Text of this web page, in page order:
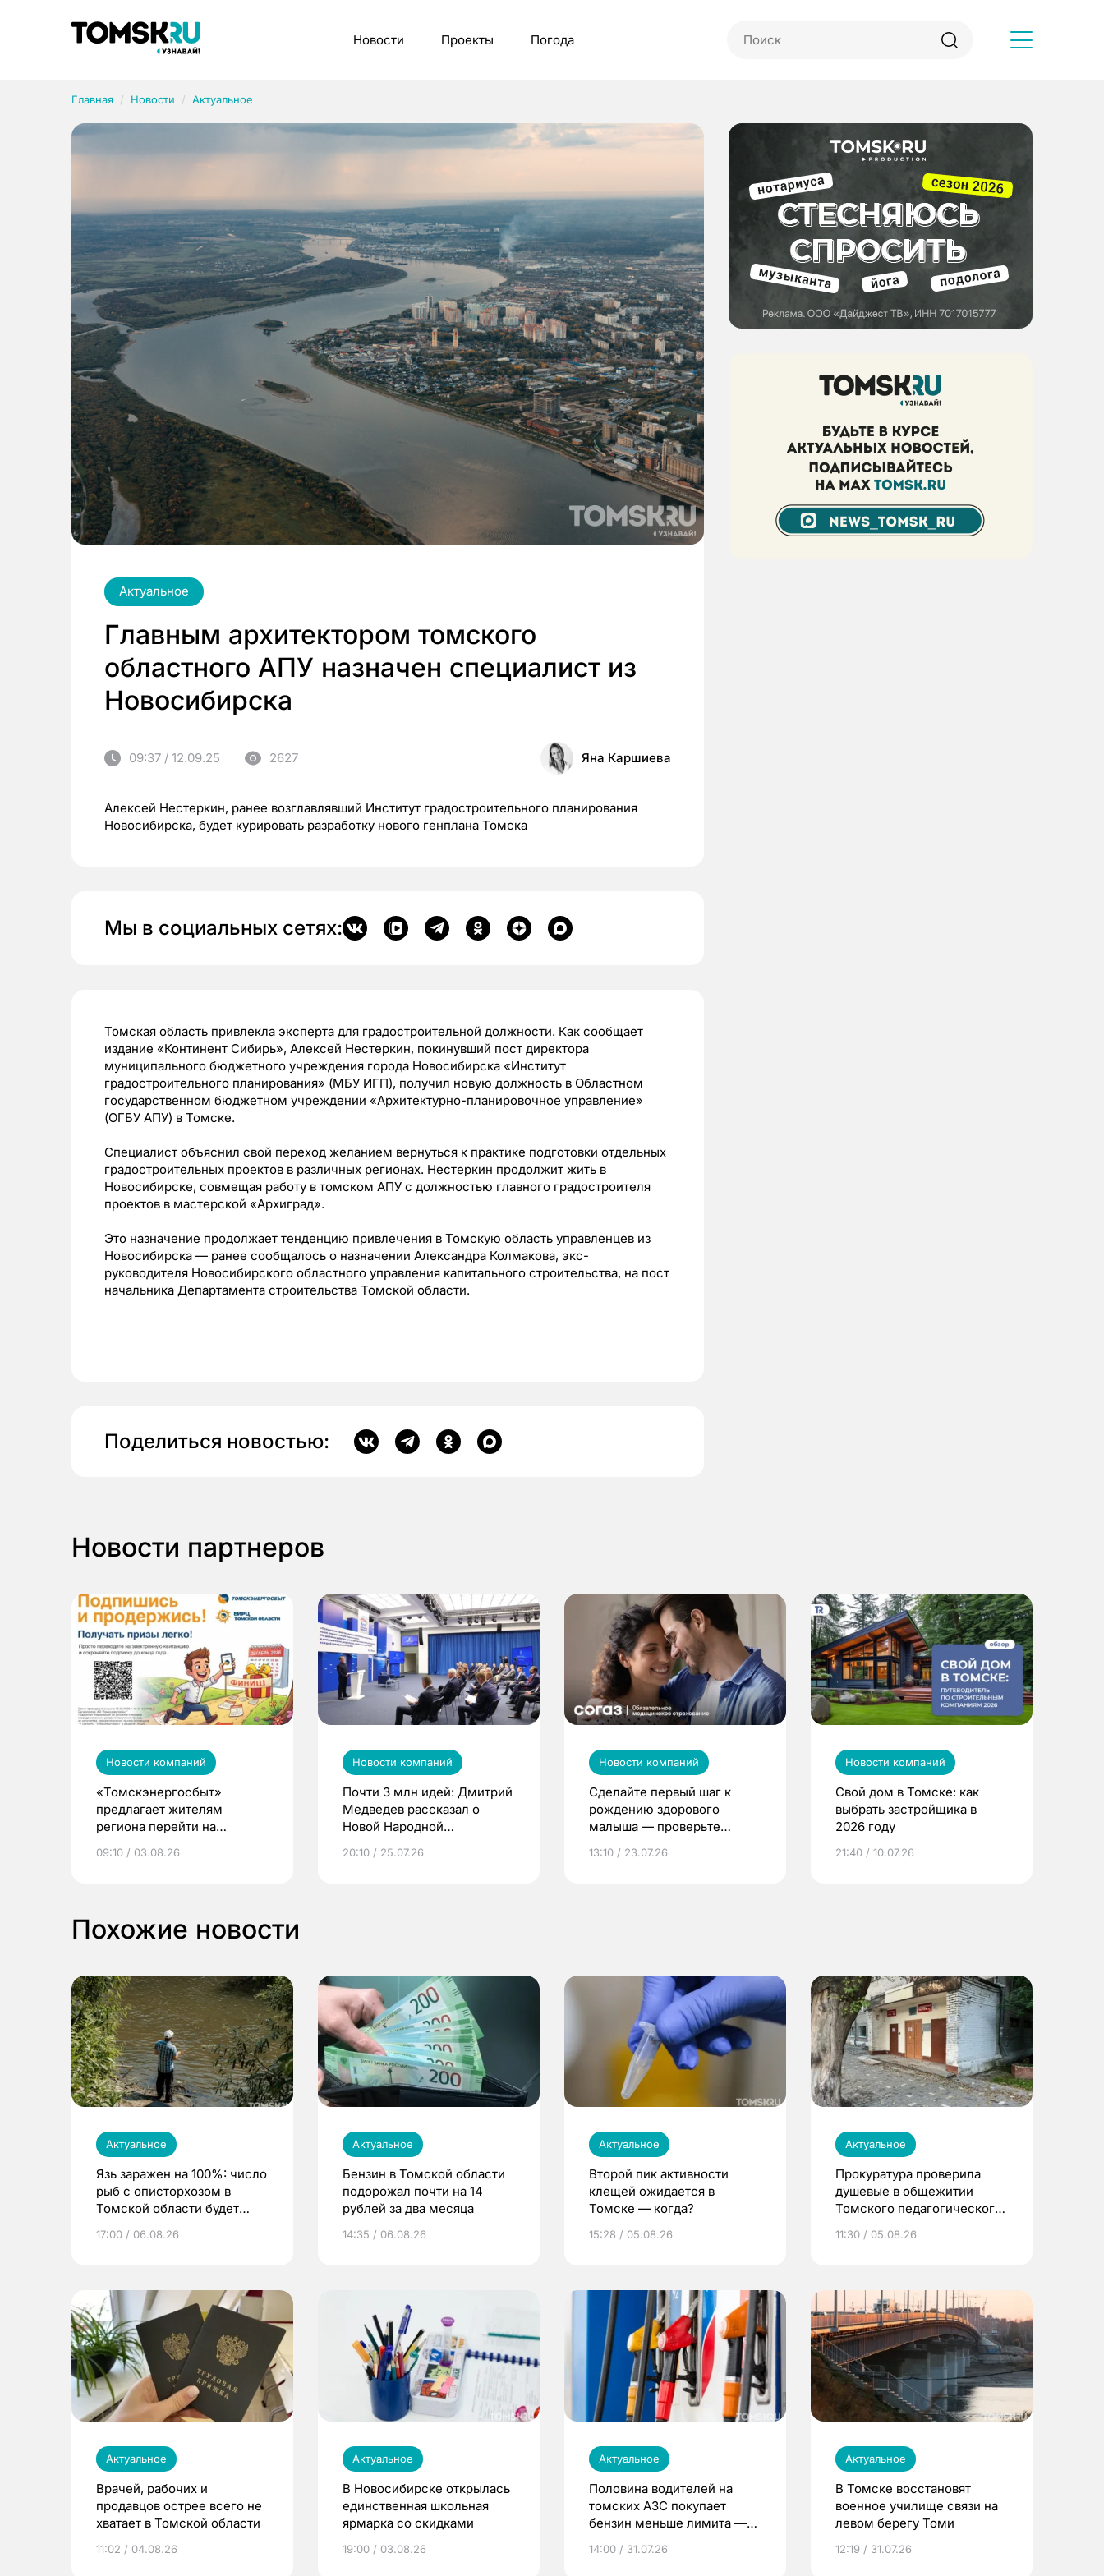
Новости Проекты Погода
Главная Новости Актуальное
Актуальное
Главным архитектором томского
областного АПУ назначен специалист из
Новосибирска
09:37 / 12.09.25 2627 Яна Каршиева
Алексей Нестеркин, ранее возглавлявший Институт градостроительного планирования
Новосибирска, будет курировать разработку нового генплана Томска
Мы в социальных сетях:
Томская область привлекла эксперта для градостроительной должности. Как сообщает
издание «Континент Сибирь», Алексей Нестеркин, покинувший пост директора
муниципального бюджетного учреждения города Новосибирска «Институт
градостроительного планирования» (МБУ ИГП), получил новую должность в Областном
государственном бюджетном учреждении «Архитектурно-планировочное управление»
(ОГБУ АПУ) в Томске.
Специалист объяснил свой переход желанием вернуться к практике подготовки отдельных
градостроительных проектов в различных регионах. Нестеркин продолжит жить в
Новосибирске, совмещая работу в томском АПУ с должностью главного градостроителя
проектов в мастерской «Архиград».
Это назначение продолжает тенденцию привлечения в Томскую область управленцев из
Новосибирска — ранее сообщалось о назначении Александра Колмакова, экс-
руководителя Новосибирского областного управления капитального строительства, на пост
начальника Департамента строительства Томской области.
Поделиться новостью:
Новости партнеров
Новости компаний
«Томскэнергосбыт»
предлагает жителям
региона перейти на
выиграть призы
09:10 / 03.08.26
Новости компаний
Почти 3 млн идей: Дмитрий
Медведев рассказал о
Новой Народной
20:10 / 25.07.26
Новости компаний
Сделайте первый шаг к
рождению здорового
малыша — проверьте
по ОМС!
13:10 / 23.07.26
Новости компаний
Свой дом в Томске: как
выбрать застройщика в
2026 году
21:40 / 10.07.26
Похожие новости
Актуальное
Язь заражен на 100%: число
рыб с описторхозом в
Томской области будет
17:00 / 06.08.26
Актуальное
Бензин в Томской области
подорожал почти на 14
рублей за два месяца
14:35 / 06.08.26
Актуальное
Второй пик активности
клещей ожидается в
Томске — когда?
15:28 / 05.08.26
Актуальное
Прокуратура проверила
душевые в общежитии
Томского педагогического
11:30 / 05.08.26
Актуальное
Врачей, рабочих и
продавцов острее всего не
хватает в Томской области
11:02 / 04.08.26
Актуальное
В Новосибирске открылась
единственная школьная
ярмарка со скидками
19:00 / 03.08.26
Актуальное
Половина водителей на
томских АЗС покупает
бензин меньше лимита —
14:00 / 31.07.26
Актуальное
В Томске восстановят
военное училище связи на
левом берегу Томи
12:19 / 31.07.26
Рубрики